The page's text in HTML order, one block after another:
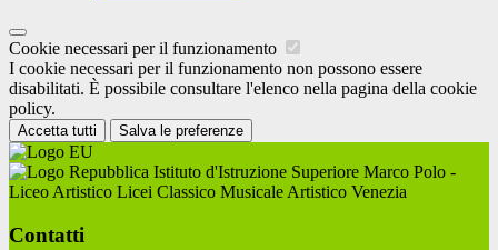
Cookie necessari per il funzionamento
I cookie necessari per il funzionamento non possono essere
disabilitati. È possibile consultare l'elenco nella pagina della cookie
policy.
Accetta tutti Salva le preferenze
Istituto d'Istruzione Superiore Marco Polo -
Liceo Artistico Licei Classico Musicale Artistico Venezia
Contatti